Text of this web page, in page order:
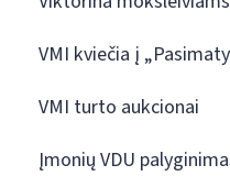
VMI kviečia į
VMI turto aukcionai
Įmonių VDU